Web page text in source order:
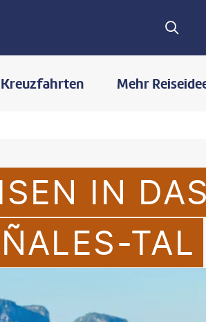
Kreuzfahrten Mehr
IN DAS
TAL